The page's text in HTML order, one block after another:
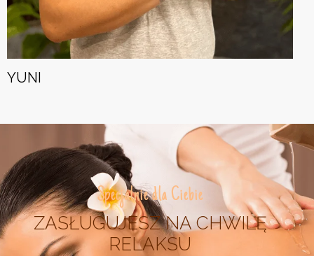
YUNI
Specjalnie dla Ciebie
ZASŁUGUJESZ NA CHWILĘ
RELAKSU